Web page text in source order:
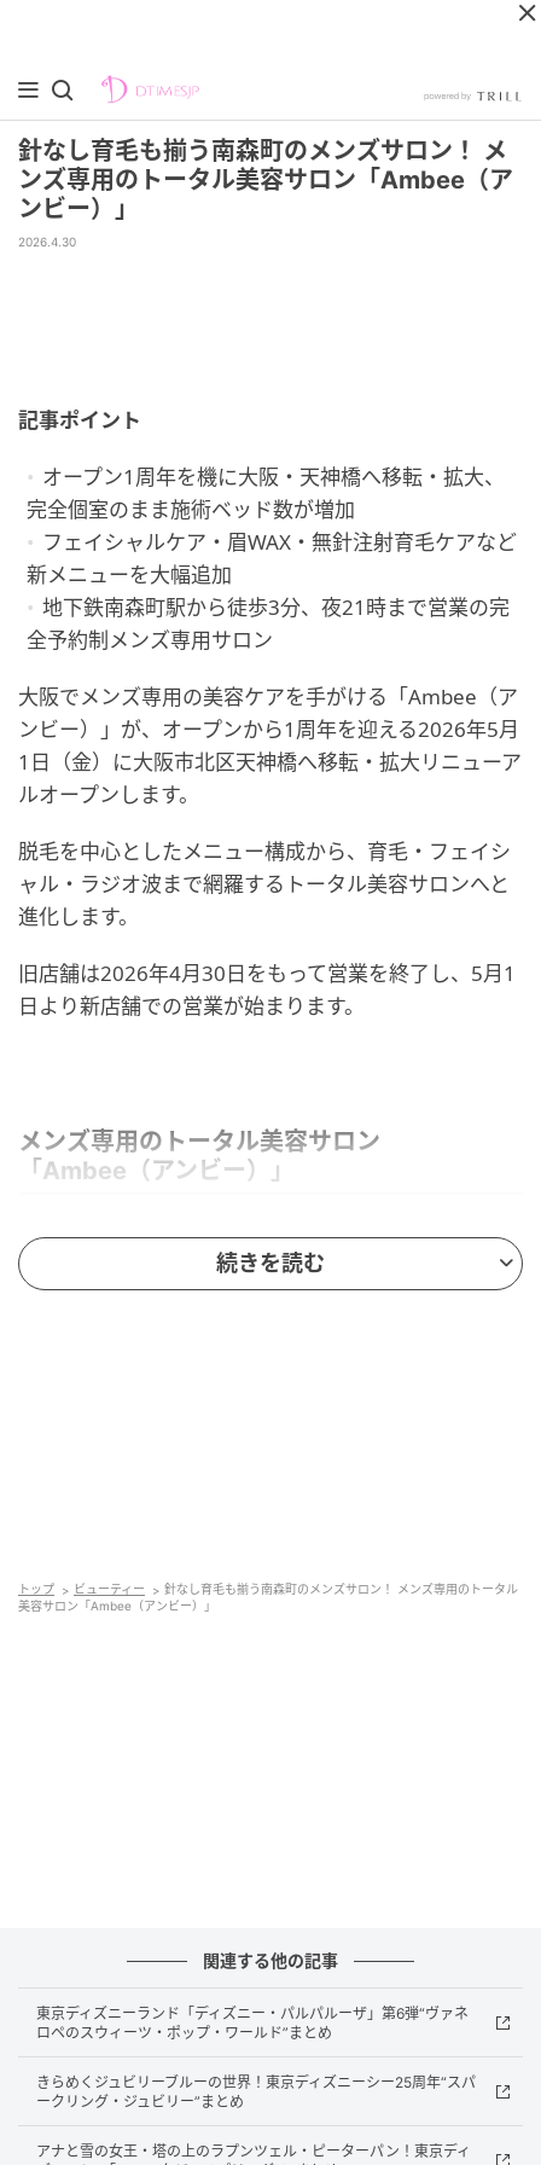
針なし育毛も揃う南森町のメンズサロン！ メ
ンズ専用のトータル美容サロン「Ambee（ア
ンビー）」
2026.4.30
記事ポイント
オープン1周年を機に大阪・天神橋へ移転・拡大、
完全個室のまま施術ベッド数が増加
フェイシャルケア・眉WAX・無針注射育毛ケアなど
新メニューを大幅追加
地下鉄南森町駅から徒歩3分、夜21時まで営業の完
全予約制メンズ専用サロン
大阪でメンズ専用の美容ケアを手がける「Ambee（ア
ンビー）」が、オープンから1周年を迎える2026年5月
1日（金）に大阪市北区天神橋へ移転・拡大リニューア
ルオープンします。
脱毛を中心としたメニュー構成から、育毛・フェイシ
ャル・ラジオ波まで網羅するトータル美容サロンへと
進化します。
旧店舗は2026年4月30日をもって営業を終了し、5月1
日より新店舗での営業が始まります。
メンズ専用のトータル美容サロン
「Ambee（アンビー）」
るサロンです。
開業から1年間で積み重ねた利用者からの要望をもとに
施術スペースを拡大し、メニューラインナップを大幅
に刷新します。
完全個室・完全予約制というスタイルを引き継ぎなが
続きを読む
トップ ビューティー
針なし育毛も揃う南森町のメンズサロン！ メンズ専用のトータル
美容サロン「Ambee（アンビー）」
関連する他の記事
東京ディズニーランド「ディズニー・パルパルーザ」第6弾“ヴァネ
ロペのスウィーツ・ポップ・ワールド”まとめ
きらめくジュビリーブルーの世界！東京ディズニーシー25周年“スパ
ークリング・ジュビリー”まとめ
アナと雪の女王・塔の上のラプンツェル・ピーターパン！東京ディ